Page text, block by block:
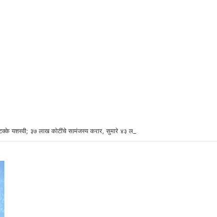
यशस्वी; ३७ लाख कोटींचे सामंजस्य करार, सुमारे ४३ लाख रोजगारनिर्मिती – उद्योगमंत्री डॉ.